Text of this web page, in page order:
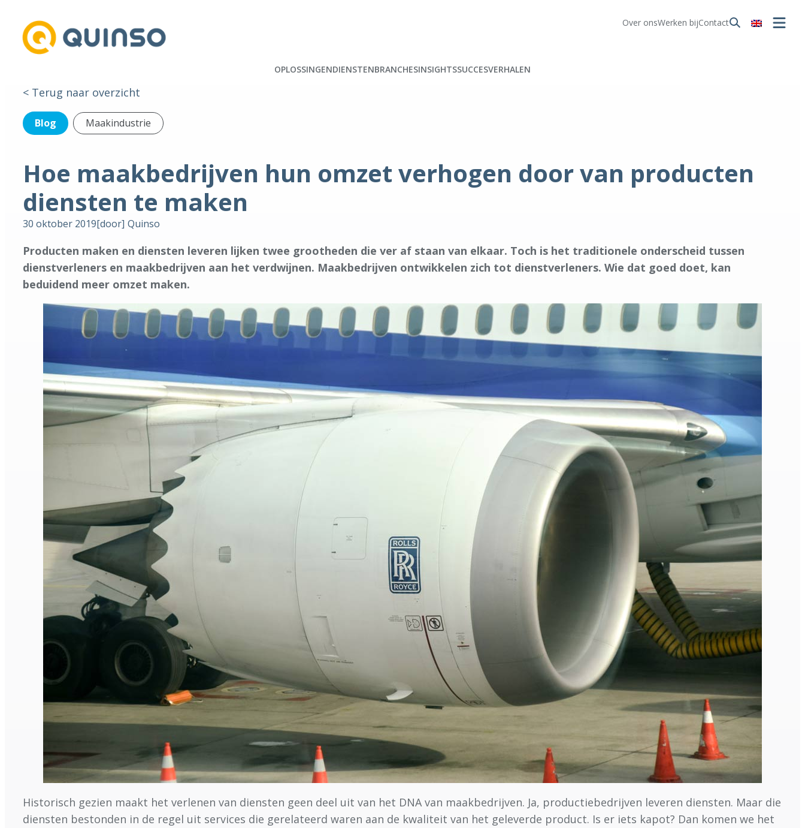
Over onsWerken bijContact
OPLOSSINGENDIENSTENBRANCHESINSIGHTSSUCCESVERHALEN
< Terug naar overzicht
Blog Maakindustrie
Hoe maakbedrijven hun omzet verhogen door van producten
diensten te maken
30 oktober 2019[door] Quinso
Producten maken en diensten leveren lijken twee grootheden die ver af staan van elkaar. Toch is het traditionele onderscheid tussen
dienstverleners en maakbedrijven aan het verdwijnen. Maakbedrijven ontwikkelen zich tot dienstverleners. Wie dat goed doet, kan
beduidend meer omzet maken.
Historisch gezien maakt het verlenen van diensten geen deel uit van het DNA van maakbedrijven. Ja, productiebedrijven leveren diensten. Maar die
diensten bestonden in de regel uit services die gerelateerd waren aan de kwaliteit van het geleverde product. Is er iets kapot? Dan komen we het